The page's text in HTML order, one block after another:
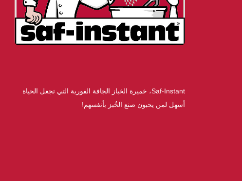
Saf-Instant، خميرة الخباز الجافة الفورية التي تجعل الحياة
أسهل لمن يحبون صنع الخُبز بأنفسهم!